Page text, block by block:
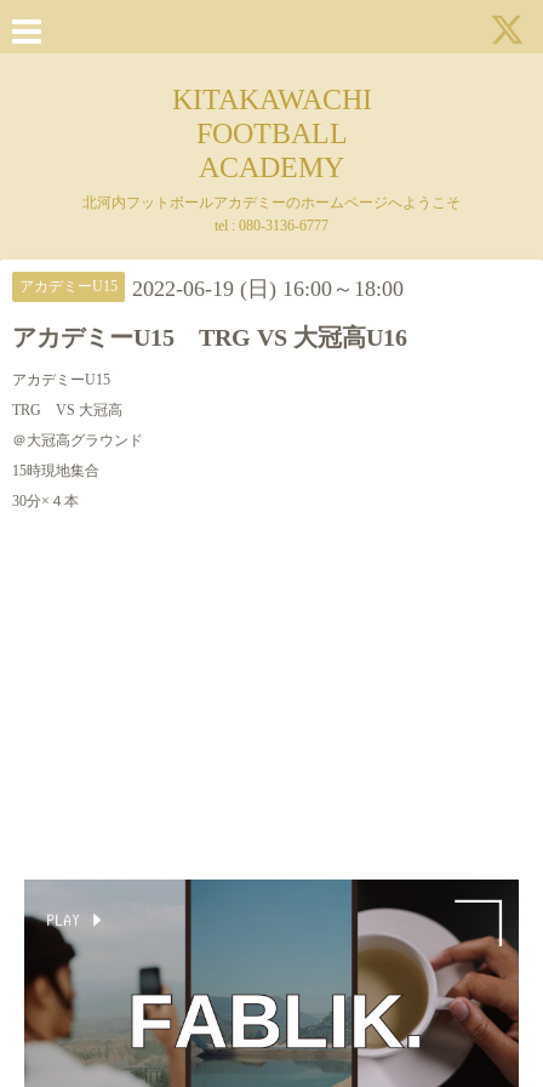
KITAKAWACHI
FOOTBALL
ACADEMY
北河内フットボールアカデミーのホームページへようこそ
tel : 080-3136-6777
アカデミーU15 2022-06-19 (日) 16:00～18:00
アカデミーU15 TRG VS 大冠高U16
アカデミーU15
TRG VS 大冠高
＠大冠高グラウンド
15時現地集合
30分×４本